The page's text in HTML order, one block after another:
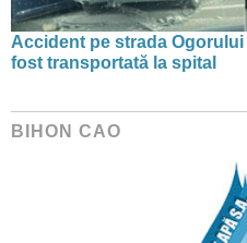
Accident pe strada
fost transportată la spital
BIHON CAO